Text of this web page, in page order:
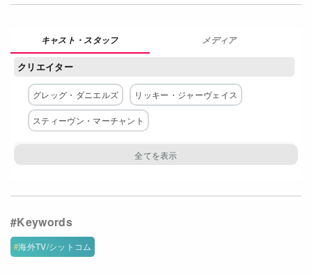
Get Freaxフォーラム
お問い合わせ
閉じる
メディア
クリエイター
グレッグ・ダニエルズ リッキー・ジャーヴェイス
スティーヴン・マーチャント
B・J・ノヴァク
レスリー・デヴィッド・ベイカー
海外TV/シットコム